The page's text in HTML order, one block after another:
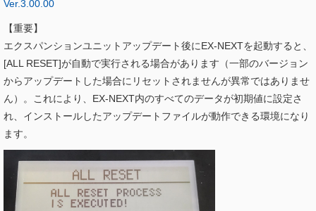
Ver.3.00.00
【重要】
エクスパンションユニットアップデート後にEX-NEXTを起動すると、
[ALL RESET]が自動で実行される場合があります（一部のバージョン
からアップデートした場合にリセットされませんが異常ではありませ
ん）。これにより、EX-NEXT内のすべてのデータが初期値に設定さ
れ、インストールしたアップデートファイルが動作できる環境になり
ます。